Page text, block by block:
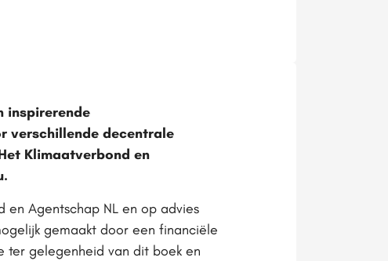
inspirerende
verschillende decentrale
Klimaatverbond en
en Agentschap NL en op advies
gemaakt door een financiële
ter gelegenheid van dit boek en